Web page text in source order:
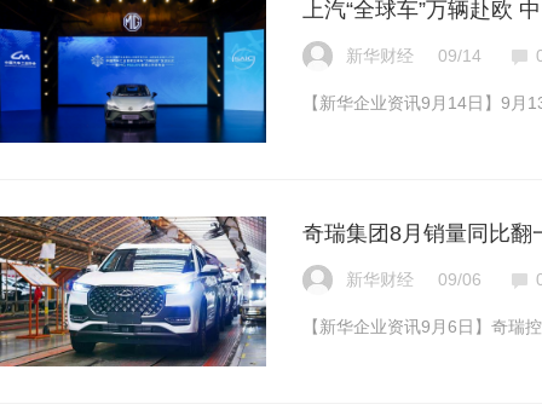
上汽“全球车”万辆赴欧
新华财经 09/14
【新华企业资讯9月14日】9月
奇瑞集团8月销量同比翻
新华财经 09/06
【新华企业资讯9月6日】奇瑞